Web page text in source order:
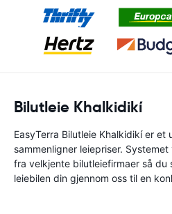
Bilutleie Khalkidikí
EasyTerra Bilutleie Khalkidikí er
sammenligner leiepriser.
fra velkjente bilutleiefirmaer så du
leiebilen din gjennom oss til en